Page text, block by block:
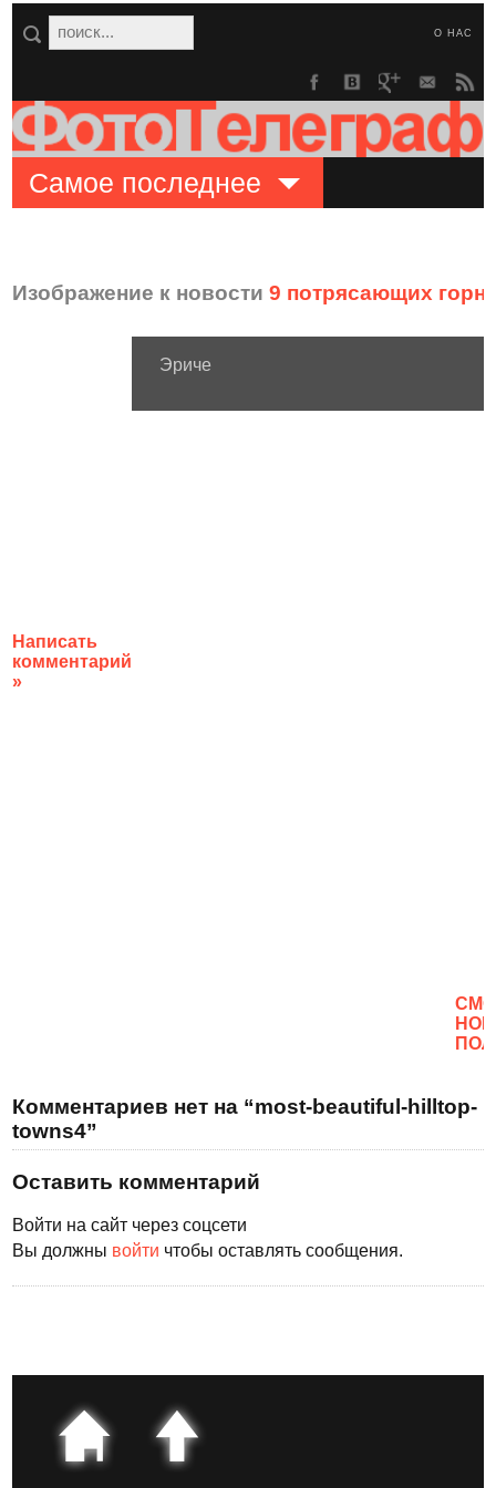
О НАС
Самое последнее
Изображение к новости9 потрясающих
Написать
комментарий
»
Эриче
Комментариев нет на “most-beautiful-hilltop-
towns4”
Оставить комментарий
Войти на сайт через соцсети
Вы должны войти чтобы оставлять сообщения.